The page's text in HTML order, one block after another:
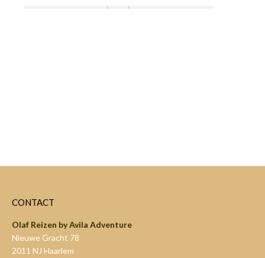
CONTACT
Olaf Reizen by Avila Adventure
Nieuwe Gracht 78
2011 NJ Haarlem